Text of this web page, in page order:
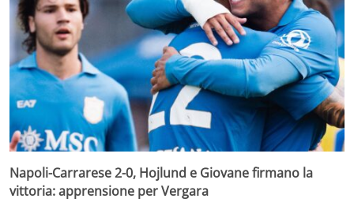
Napoli-Carrarese 2-0, Hojlund e Giovane firmano la
vittoria: apprensione per Vergara